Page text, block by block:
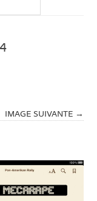
IMAGE SUIVANTE →